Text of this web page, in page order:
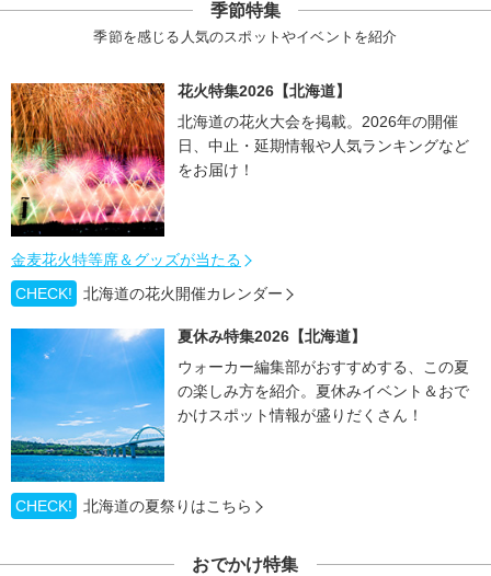
季節特集
季節を感じる人気のスポットやイベントを紹介
花火特集2026【北海道】
北海道の花火大会を掲載。2026年の開催
日、中止・延期情報や人気ランキングなど
をお届け！
金麦花火特等席＆グッズが当たる
CHECK!
北海道の花火開催カレンダー
夏休み特集2026【北海道】
ウォーカー編集部がおすすめする、この夏
の楽しみ方を紹介。夏休みイベント＆おで
かけスポット情報が盛りだくさん！
CHECK! 北海道の夏祭りはこちら
おでかけ特集